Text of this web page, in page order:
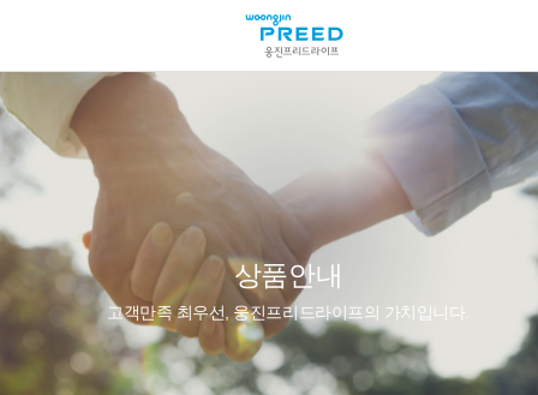
상품안내
고객만족 최우선, 웅진프리드라이프의 가치입니다.